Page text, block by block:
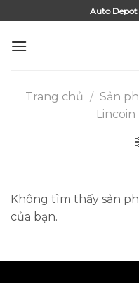
to
content
Auto Depot
Trang chủ / Sản
Lincoin
Không tìm thấy sản
của bạn.